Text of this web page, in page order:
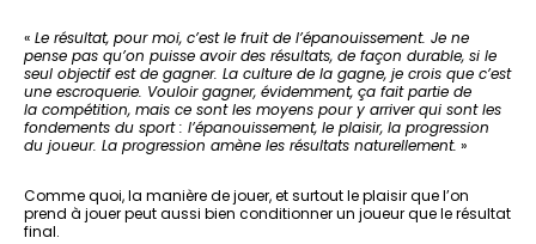
« Le résultat, pour moi, c’est le fruit de l’épanouissement. Je ne
pense pas qu’on puisse avoir des résultats, de façon durable, si le
seul objectif est de gagner. La culture de la gagne, je crois que c’est
une escroquerie. Vouloir gagner, évidemment, ça fait partie de
la compétition, mais ce sont les moyens pour y arriver qui sont les
fondements du sport : l’épanouissement, le plaisir, la progression
du joueur. La progression amène les résultats naturellement. »
Comme quoi, la manière de jouer, et surtout le plaisir que l’on
prend à jouer peut aussi bien conditionner un joueur que le résultat
final.